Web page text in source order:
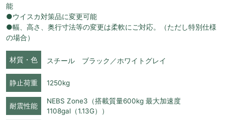
能
●ウイスカ対策品に変更可能
●幅、高さ、奥行寸法等の変更は柔軟にご対応。（ただし特別仕様
の場合）
材質・色 スチール ブラック／ホワイトグレイ
静止荷重 1250kg
耐震性能
NEBS Zone3（搭載質量600kg 最大加速度
1108gal（1.13G））